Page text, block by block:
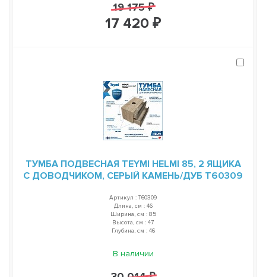
19 175 ₽
17 420 ₽
ТУМБА ПОДВЕСНАЯ TEYMI HELMI 85, 2 ЯЩИКА
С ДОВОДЧИКОМ, СЕРЫЙ КАМЕНЬ/ДУБ T60309
Артикул : T60309
Длина, см : 46
Ширина, см : 85
Высота, см : 47
Глубина, см : 46
В наличии